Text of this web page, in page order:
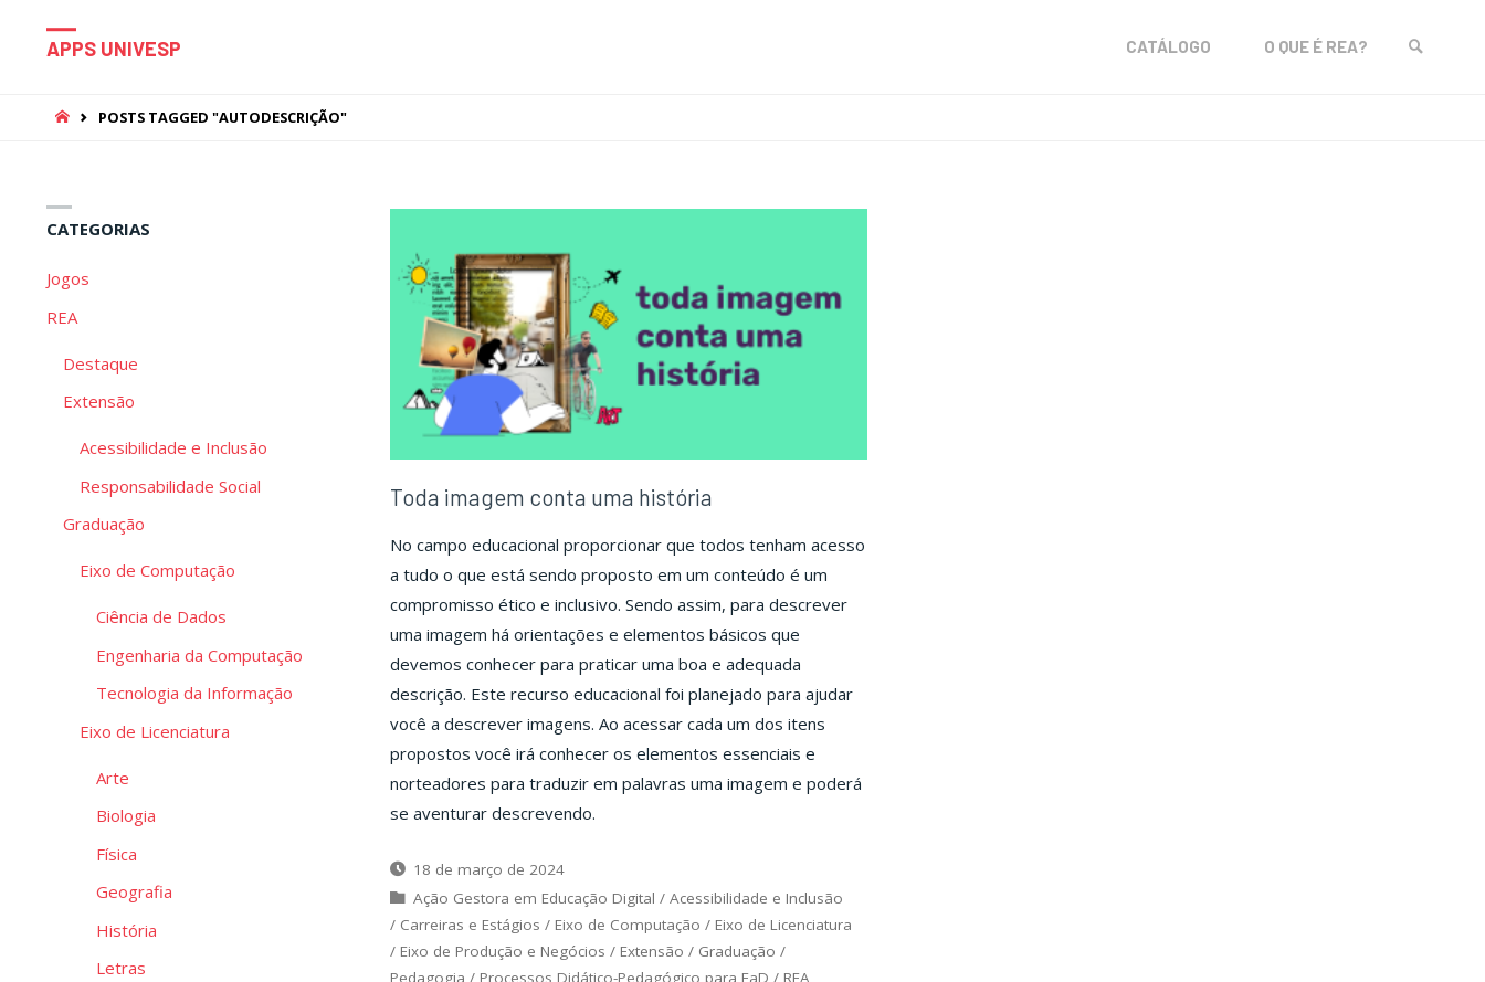
APPS UNIVESP CATÁLOGO O QUE É REA?
HOMEPOSTS TAGGED "AUTODESCRIÇÃO"
Toda imagem conta uma história
No campo educacional proporcionar que todos tenham acesso
a tudo o que está sendo proposto em um conteúdo é um
compromisso ético e inclusivo. Sendo assim, para descrever
uma imagem há orientações e elementos básicos que
devemos conhecer para praticar uma boa e adequada
descrição. Este recurso educacional foi planejado para ajudar
você a descrever imagens. Ao acessar cada um dos itens
propostos você irá conhecer os elementos essenciais e
norteadores para traduzir em palavras uma imagem e poderá
se aventurar descrevendo.
18 de março de 2024
Ação Gestora em Educação Digital /Acessibilidade e Inclusão
/ Carreiras e Estágios / Eixo de Computação / Eixo de Licenciatura
/ Eixo de Produção e Negócios / Extensão / Graduação /
Pedagogia / Processos Didático-Pedagógico para EaD / REA
CATEGORIAS
Jogos
REA
Destaque
Extensão
Acessibilidade e Inclusão
Responsabilidade Social
Graduação
Eixo de Computação
Ciência de Dados
Engenharia da Computação
Tecnologia da Informação
Eixo de Licenciatura
Arte
Biologia
Física
Geografia
História
Letras